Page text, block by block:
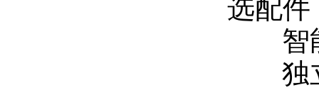
选配件
智能
独立